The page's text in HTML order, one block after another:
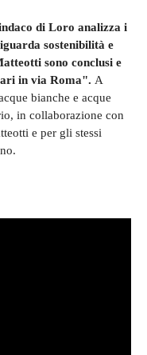
di Loro analizza i
sostenibilità e
sono conclusi e
in via Roma". A
bianche e acque
in collaborazione con
e per gli stessi